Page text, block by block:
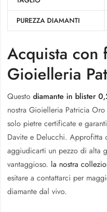
PUREZZA DIAMANTI
Acquista con
Gioielleria
Questo diamante in blister
nostra Gioielleria Patricia
solo pietre certificate e
Davite e Delucchi. Approfitta
aggiudicarti un pezzo di alta
vantaggioso. la nostra
esitare a contattarci per
diamante dal vivo.